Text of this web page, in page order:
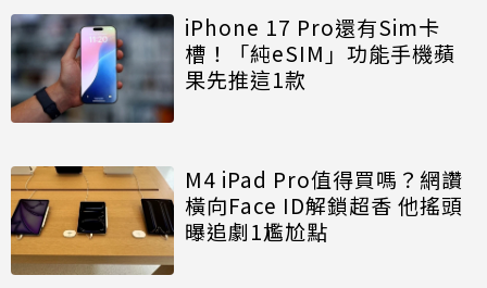
iPhone 17 Pro還有Sim卡
槽！「純eSIM」功能手機蘋
果先推這1款
M4 iPad Pro值得買嗎？網讚
橫向Face ID解鎖超香 他搖頭
曝追劇1尷尬點